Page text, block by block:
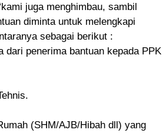
juga menghimbau, sambil
diminta untuk melengkapi
sebagai berikut :
dari penerima bantuan kepada PPK
(SHM/AJB/Hibah dll) yang